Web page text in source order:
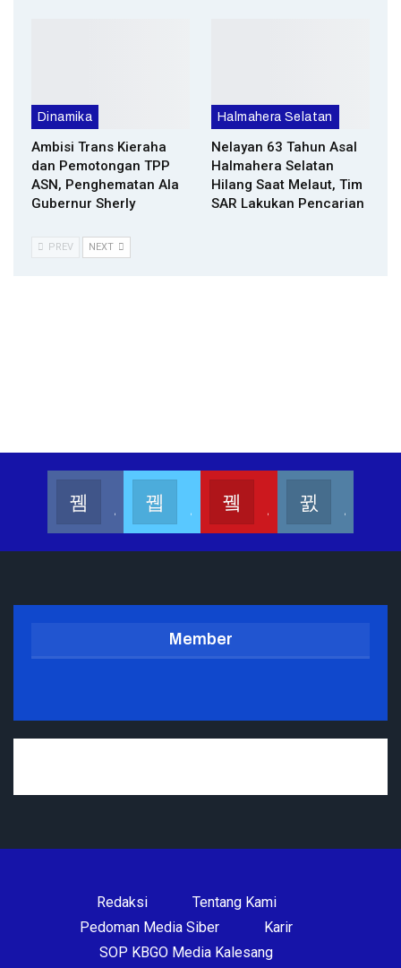
Dinamika
Ambisi Trans Kieraha
dan Pemotongan TPP
ASN, Penghematan Ala
Gubernur Sherly
Halmahera Selatan
Nelayan 63 Tahun Asal
Halmahera Selatan
Hilang Saat Melaut, Tim
SAR Lakukan Pencarian
PREV NEXT
Member
Redaksi
Tentang Kami
Pedoman Media Siber
Karir
SOP KBGO Media Kalesang